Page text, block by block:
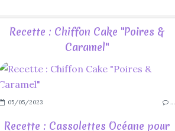
Recette : Chiffon Cake "Poires &
Caramel"
05/05/2023 …
Recette : Cassolettes Océane pour